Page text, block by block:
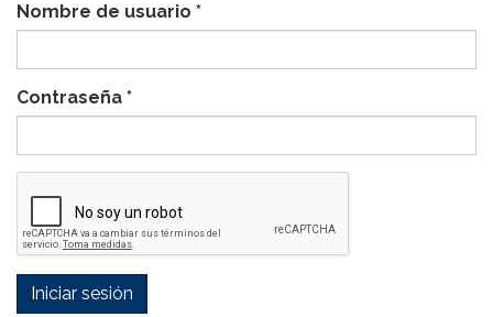
Nombre de usuario *
Contraseña *
Iniciar sesión